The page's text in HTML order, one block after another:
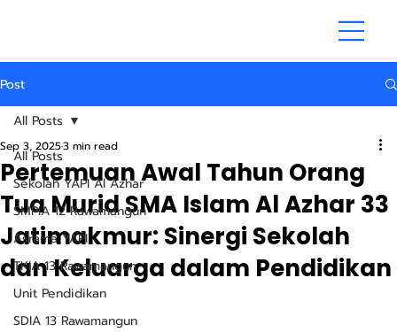
Post
All Posts
Sekolah YAPI Al Azhar
SMPIA 12 Rawamangun
Asrama YAPI
TKIA 13 Rawamangun
Unit Pendidikan
SDIA 13 Rawamangun
All Posts
Pertemuan Awal Tahun Orang
Tua Murid SMA Islam Al Azhar 33
Jatimakmur: Sinergi Sekolah
dan Keluarga dalam Pendidikan
Sep 3, 20253 min read